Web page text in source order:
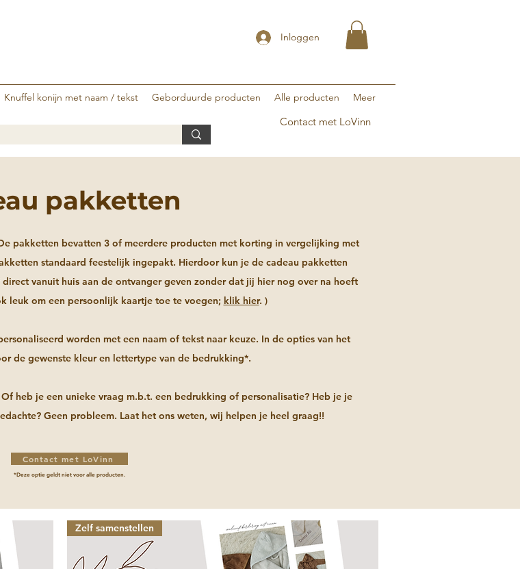
Inloggen
Knuffel konijn met naam / tekst Geborduurde producten Alle producten Meer
Contact met LoVinn
pakketten
pakketten bevatten 3 of meerdere producten met korting in vergelijking met
standaard feestelijk ingepakt. Hierdoor kun je de cadeau pakketten
vanuit huis aan de ontvanger geven zonder dat jij hier nog over na hoeft
leuk om een persoonlijk kaartje toe te voegen; klik hier. )
worden met een naam of tekst naar keuze. In de opties van het
de gewenste kleur en lettertype van de bedrukking*.
heb je een unieke vraag m.b.t. een bedrukking of personalisatie? Heb je je
Geen probleem. Laat het ons weten, wij helpen je heel graag!!
*Deze optie geldt niet voor alle producten.
Contact met LoVinn
Zelf samenstellen